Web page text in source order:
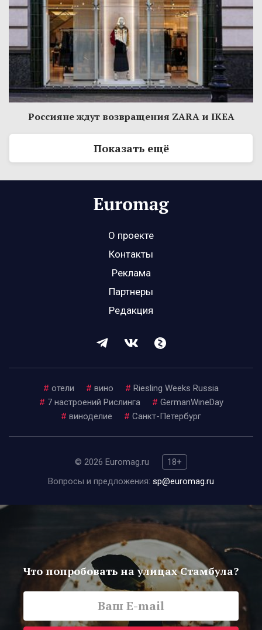
Россияне ждут возвращения ZARA и IKEA
Показать ещё
О проекте
Контакты
Реклама
Партнеры
Редакция
# отели # вино # Riesling Weeks Russia
# 7 настроений Рислинга # GermanWineDay
# виноделие # Санкт-Петербург
© 2026 Euromag.ru
18+
Вопросы и предложения: sp@euromag.ru
Что попробовать на улицах Стамбула?